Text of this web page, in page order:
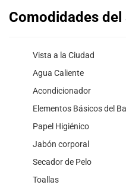
Comodidades
Vista a la Ciudad
Agua Caliente
Acondicionador
Elementos Básicos del
Papel Higiénico
Jabón corporal
Secador de Pelo
Toallas